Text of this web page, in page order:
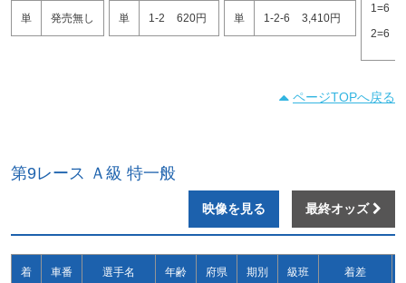
単 発売無し 単 1-2 620円 単 1-2-6 3,410円
1=6
2=6
ページTOPへ戻る
第9レース Ａ級 特一般
映像を見る 最終オッズ
着 車番 選手名 年齢 府県 期別 級班 着差